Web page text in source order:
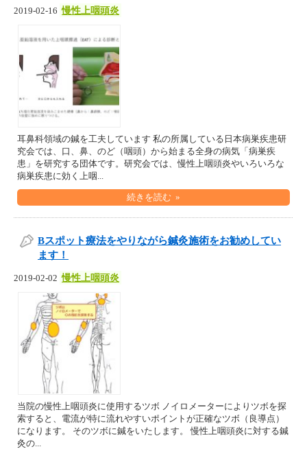
2019-02-16 慢性上咽頭炎
耳鼻科領域の鍼を工夫しています 私の所属している日本病巣疾患研
究会では、口、鼻、のど（咽頭）から始まる全身の病気「病巣疾
患」を研究する団体です。研究会では、慢性上咽頭炎やいろいろな
病巣疾患に効く上咽...
続きを読む »
Bスポット療法をやりながら鍼灸施術をお勧めしてい
ます！
2019-02-02 慢性上咽頭炎
当院の慢性上咽頭炎に使用するツボ ノイロメーターによりツボを探
索すると、電流が特に流れやすいポイントが正確なツボ（良導点）
になります。 そのツボに鍼をいたします。 慢性上咽頭炎に対する鍼
灸の...